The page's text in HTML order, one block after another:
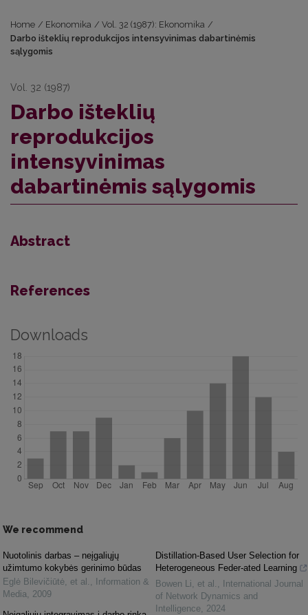
Home / Ekonomika / Vol. 32 (1987): Ekonomika /
Darbo išteklių reprodukcijos intensyvinimas dabartinėmis
sąlygomis
Vol. 32 (1987)
Darbo išteklių
reprodukcijos
intensyvinimas
dabartinėmis sąlygomis
Abstract
References
Downloads
We recommend
Nuotolinis darbas – neįgaliųjų
užimtumo kokybės gerinimo būdas
Eglė Bilevičiūtė, et al. ,
Information &
Media, 2009
Distillation-Based User Selection for
Heterogeneous Feder-ated Learning
Bowen Li, et al. ,
International Journal
of Network Dynamics and
Intelligence, 2024